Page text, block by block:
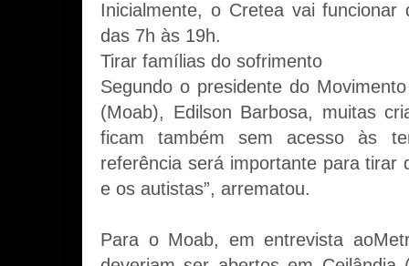
Inicialmente, o Cretea vai funcionar
das 7h às 19h.
Tirar famílias do sofrimento
Segundo o presidente do
(Moab), Edilson Barbosa, muitas
ficam também sem acesso às
referência será importante para tirar
e os autistas”, arrematou.
Para o Moab, em entrevista